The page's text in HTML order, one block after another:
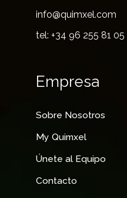
info@quimxel.com
tel: +34 96 255 81 05
Empresa
Sobre Nosotros
My Quimxel
Únete al Equipo
Contacto